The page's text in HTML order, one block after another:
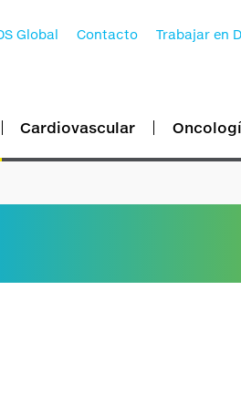
Global Contacto Trabajar en
Cardiovascular